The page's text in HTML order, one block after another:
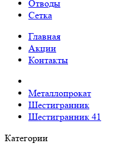
Отводы
Сетка
Главная
Акции
Контакты
Металлопрокат
Шестигранник
Шестигранник 41
Категории